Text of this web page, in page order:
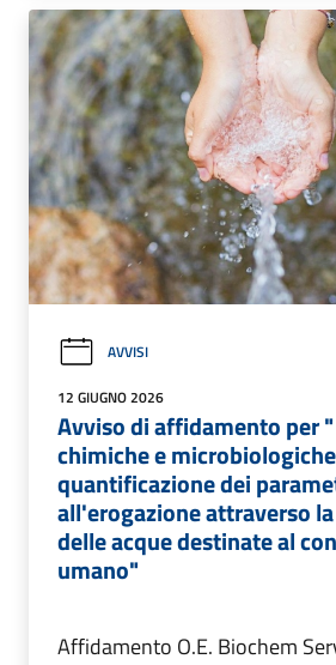
AVVISI
12 GIUGNO 2026
Avviso di affidamento per
chimiche e
quantificazione dei
all'erogazione attraverso
delle acque destinate al
umano"
Affidamento O.E. Biochem